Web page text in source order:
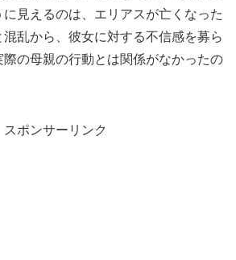
見えるのは、エリアスが亡くなった
混乱から、彼女に対する不信感を募ら
の母親の行動とは関係がなかったの
スポンサーリンク